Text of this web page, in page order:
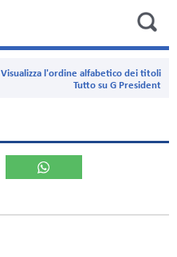
Visualizza l'ordine alfabetico dei titoli
Tutto su G President